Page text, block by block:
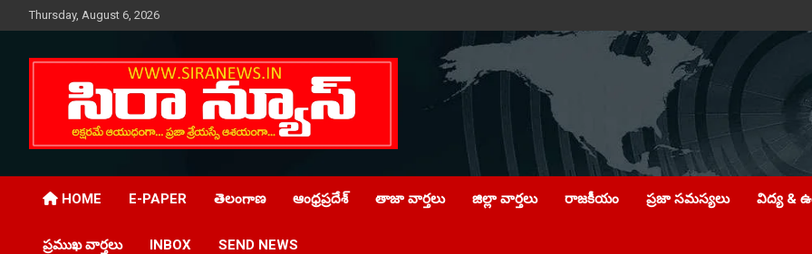
to
Thursday, August 6, 2026
SIRA NEWS
HOME E-PAPER తెలంగాణ ఆంధ్రప్రదేశ్ తాజా వార్తలు జిల్లా వార్తలు రాజకీయం ప్రజా సమస్యలు విద్య &
ప్రముఖ వార్తలు INBOX SEND NEWS